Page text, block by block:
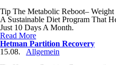
Tip The Metabolic Reboot– Weight
A Sustainable Diet Program That
Just 10 Days A Month.
Read More
Hetman Partition Recovery
15.08.
Allgemein